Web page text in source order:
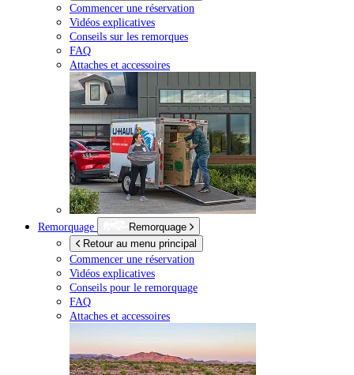
Commencer une réservation
Vidéos explicatives
Conseils sur les remorques
FAQ
Attaches et accessoires
Remorquage
Remorquage
Retour au menu principal
Commencer une réservation
Vidéos explicatives
Conseils pour le remorquage
FAQ
Attaches et accessoires